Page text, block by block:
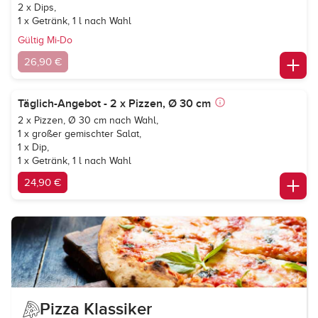
2 x Dips,
1 x Getränk, 1 l nach Wahl
Gültig Mi-Do
26,90 €
Täglich-Angebot - 2 x Pizzen, Ø 30 cm
2 x Pizzen, Ø 30 cm nach Wahl,
1 x großer gemischter Salat,
1 x Dip,
1 x Getränk, 1 l nach Wahl
24,90 €
Pizza Klassiker